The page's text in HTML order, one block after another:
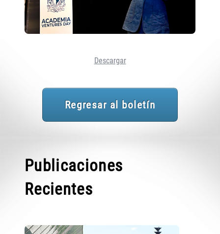
Descargar
Regresar al boletín
Publicaciones
Recientes